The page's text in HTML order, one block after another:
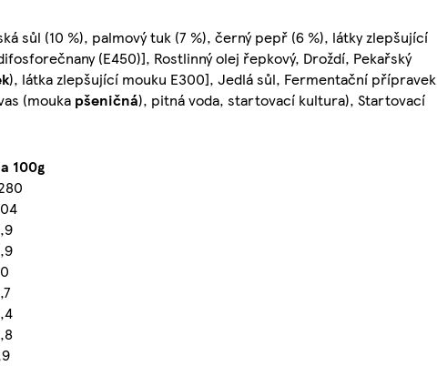
sůl (10 %), palmový tuk (7 %), černý pepř (6 %), látky zlepšující
(E450)], Rostlinný olej řepkový, Droždí, Pekařský
), látka zlepšující mouku E300], Jedlá sůl, Fermentační přípravek
(mouka pšeničná), pitná voda, startovací kultura), Startovací
100g